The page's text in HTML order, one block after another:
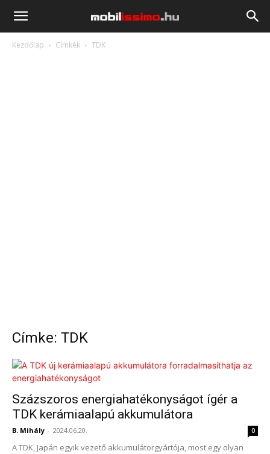
Mobilissimo.hu
Kezdőlap Címkék TDK
Címke: TDK
Százszoros energiahatékonyságot ígér a
TDK kerámiaalapú akkumulátora
B. Mihály - 2024.06.20. 0
A TDK, Japán egyik vezető akkumulátorgyártója, most egy olyan